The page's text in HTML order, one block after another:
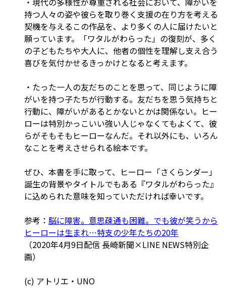
持つ人々の姿や彼らを取り巻く支援の在り方を考える
契機を与えるこの作品を、より多くの人に届けたいと
願っています。「ワタルがわらった」の復刻が、多く
の子どもたちや大人に、他者の個性を理解し支え合う
喜びを気付かせるきっかけとなると考えます。
・たった一人の友だちのことを思って、同じように障
がいを持つ子たちが行動する。友だちを思う気持ちと
行動に、障がいがあるとかないとかは関係ない。ヒー
ローは特別かっこいい強い人じゃなくてもよくて、彼
らがそもそもヒーローなんだ。それ以外にも、いろん
なことを考えさせられる絵本です。
ぜひ、本書を手に取って、ヒーロー「さくらンダー」
誕生の背景やタイトルでもある『ワタルがわらった』
に込められた意味を知っていただければ幸いです。
参考： 脳に障害。意思疎通も困難。でも彼が笑うから
ヒーローは生まれ…特支の少年たちの20年
（2020年4月9日配信 長崎新聞×LINE NEWS特別企
画）
(c) アトリエ・UNO